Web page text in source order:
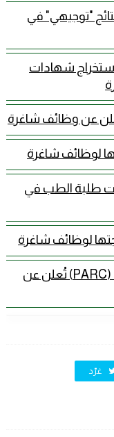
"توجيهي" في
لاستخراج شهادات
عن وظائف شاغرة
لوظائف شاغرة
طلبة الطب في
لوظائف شاغرة
جمعية الإغاثة الزراعية الفلسطينية (PARC) تُعلن عن
غرّد